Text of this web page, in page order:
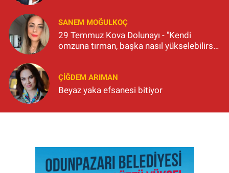
SANEM MOĞULKOÇ
29 Temmuz Kova Dolunayı - "Kendi
omzuna tırman, başka nasıl yükselebilirsin
ÇIĞDEM ARIMAN
Beyaz yaka efsanesi bitiyor